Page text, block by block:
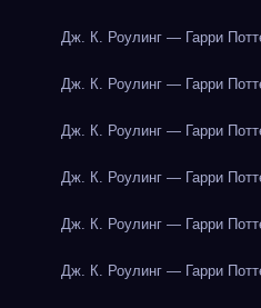
Дж. К. Роулинг — Гарри
Дж. К. Роулинг — Гарри
Дж. К. Роулинг — Гарри
Дж. К. Роулинг — Гарри
Дж. К. Роулинг — Гарри
Дж. К. Роулинг — Гарри